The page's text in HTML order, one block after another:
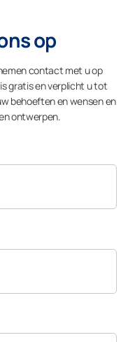
op
contact met u op
gratis en verplicht u tot
behoeften en wensen en
ontwerpen.